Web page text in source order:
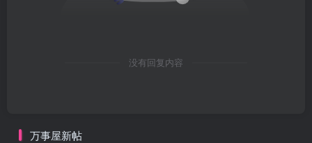
没有回复内容
万事屋新帖